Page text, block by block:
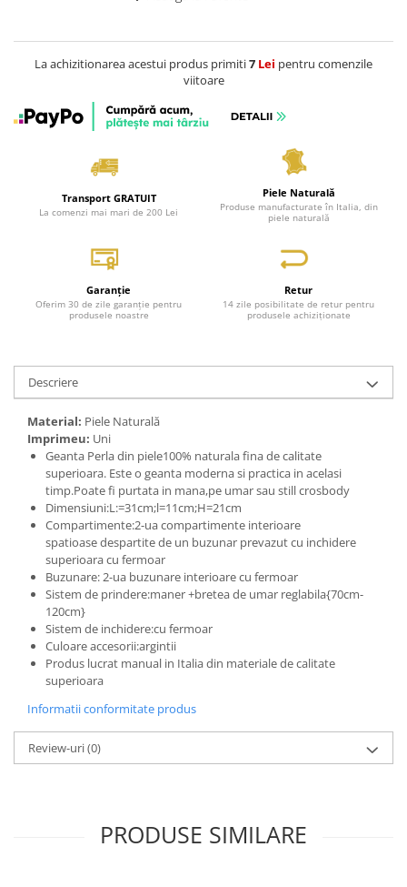
La achizitionarea acestui produs primiti7 Lei pentru comenzile
viitoare
Transport GRATUIT
La comenzi mai mari de 200 Lei
Piele Naturală
Produse manufacturate în Italia, din
piele naturală
Garanție
Oferim 30 de zile garanție pentru
produsele noastre
Retur
14 zile posibilitate de retur pentru
produsele achiziționate
Descriere
Material: Piele Naturală
Imprimeu: Uni
Geanta Perla din piele100% naturala fina de calitate
superioara. Este o geanta moderna si practica in acelasi
timp.Poate fi purtata in mana,pe umar sau still crosbody
Dimensiuni:L:=31cm;l=11cm;H=21cm
Compartimente:2-ua compartimente interioare
spatioase despartite de un buzunar prevazut cu inchidere
superioara cu fermoar
Buzunare: 2-ua buzunare interioare cu fermoar
Sistem de prindere:maner +bretea de umar reglabila{70cm-
120cm}
Sistem de inchidere:cu fermoar
Culoare accesorii:argintii
Produs lucrat manual in Italia din materiale de calitate
superioara
Informatii conformitate produs
Review-uri(0)
PRODUSE SIMILARE